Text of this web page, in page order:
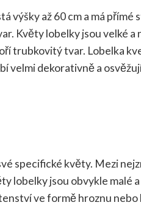
výšky až 60 cm a má přímé
Květy lobelky jsou velké a
trubkovitý tvar. Lobelka
velmi dekorativně a
specifické květy. Mezi
lobelky jsou obvykle malé
ve formě hroznu nebo